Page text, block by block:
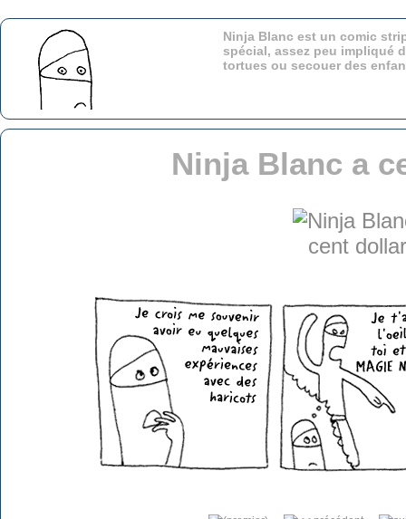
Ninja Blanc est un comic
spécial, assez peu impliqué
tortues ou secouer des
Ninja Blanc a